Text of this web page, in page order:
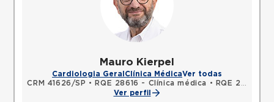
Mauro Kierpel
Cardiologia Geral Clínica MédicaVer todas
CRM 41626/SP • RQE 28616 - Clínica médica •
RQE 28617 - Cardiologia
Ver perfil